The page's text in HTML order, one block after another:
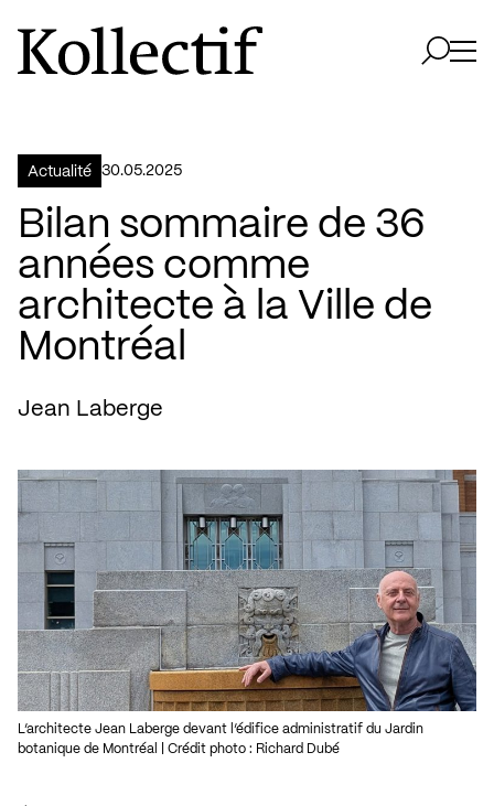
Aller à la page d'accueil
Logo Kollectif
Actualité 30.05.2025
Bilan sommaire de 36
années comme
architecte à la Ville de
Montréal
Jean Laberge
L’architecte Jean Laberge devant l’édifice administratif du Jardin
botanique de Montréal | Crédit photo : Richard Dubé